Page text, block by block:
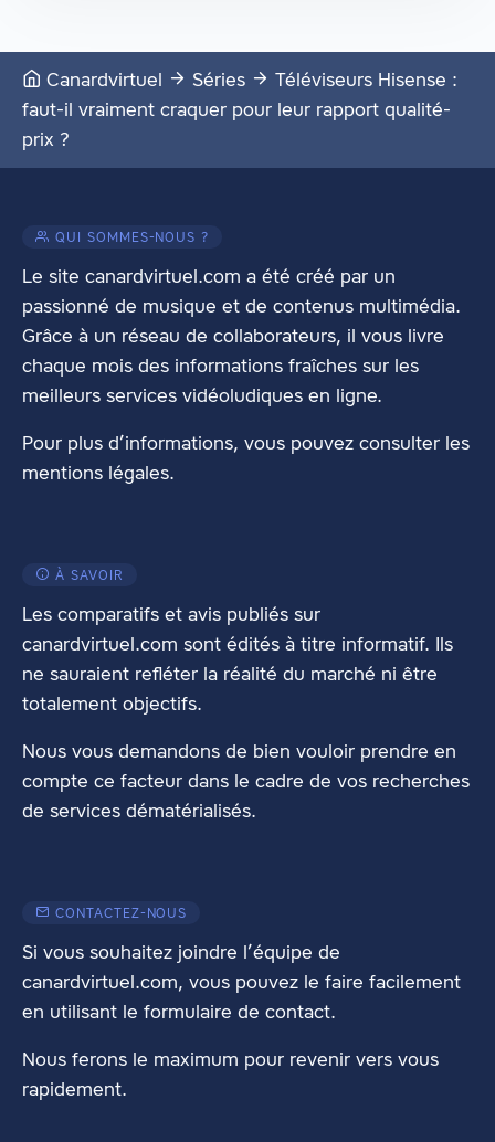
Canardvirtuel Séries
Téléviseurs Hisense :
faut-il vraiment craquer pour leur rapport qualité-
prix ?
QUI SOMMES-NOUS ?
Le site canardvirtuel.com a été créé par un
passionné de musique et de contenus multimédia.
Grâce à un réseau de collaborateurs, il vous livre
chaque mois des informations fraîches sur les
meilleurs services vidéoludiques en ligne.
Pour plus d’informations, vous pouvez consulter les
mentions légales.
À SAVOIR
Les comparatifs et avis publiés sur
canardvirtuel.com sont édités à titre informatif. Ils
ne sauraient refléter la réalité du marché ni être
totalement objectifs.
Nous vous demandons de bien vouloir prendre en
compte ce facteur dans le cadre de vos recherches
de services dématérialisés.
CONTACTEZ-NOUS
Si vous souhaitez joindre l’équipe de
canardvirtuel.com, vous pouvez le faire facilement
en utilisant le formulaire de contact.
Nous ferons le maximum pour revenir vers vous
rapidement.